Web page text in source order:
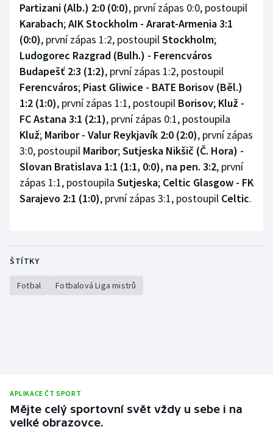
Short track
Sportovní střelba
Stolní tenis
Triatlon
Veslování
Vodní slalom
Volejbal
Partizani (Alb.) 2:0 (0:0), první zápas 0:0, postoupil
Karabach;AIK Stockholm - Ararat-Armenia 3:1
(0:0), první zápas 1:2, postoupilStockholm;
Ludogorec Razgrad (Bulh.) - Ferencváros
Budapešť 2:3 (1:2), první zápas 1:2, postoupil
Ferencváros; Piast Gliwice - BATE Borisov (Běl.)
1:2 (1:0), první zápas 1:1, postoupil Borisov; Kluž -
FC Astana 3:1 (2:1), první zápas 0:1, postoupila
Kluž; Maribor - Valur Reykjavík 2:0 (2:0), první zápas
3:0, postoupil Maribor;Sutjeska Nikšič (Č. Hora) -
Slovan Bratislava 1:1 (1:1, 0:0), na pen. 3:2, první
zápas 1:1, postoupila Sutjeska; Celtic Glasgow - FK
Sarajevo 2:1 (1:0), první zápas 3:1, postoupil Celtic.
ŠTÍTKY
Fotbal Fotbalová Liga mistrů
APLIKACE ČT SPORT
Mějte celý sportovní svět vždy u sebe i na
velké obrazovce.